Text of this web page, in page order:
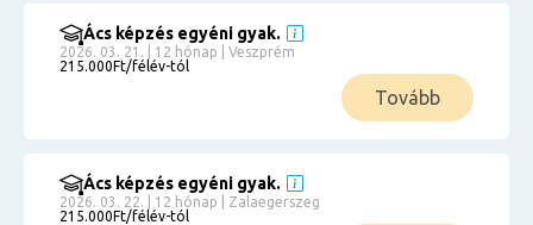
Ács képzés egyéni gyak.
2026. 03. 21. | 12 hónap | Veszprém
215.000Ft/félév-tól
Tovább
Ács képzés egyéni gyak.
2026. 03. 22. | 12 hónap | Zalaegerszeg
215.000Ft/félév-tól